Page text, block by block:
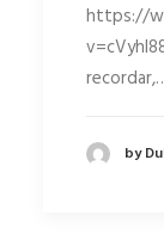
https://
by